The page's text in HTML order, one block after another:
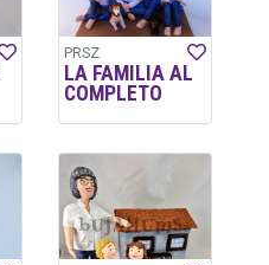
PRSZ
LA FAMILIA AL
COMPLETO